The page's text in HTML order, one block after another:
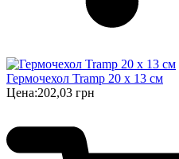
Гермочехол Tramp 20 х 13 см
Цена:202,03 грн